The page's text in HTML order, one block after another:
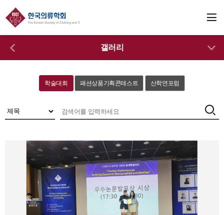
갤러리
학술대회 패션상품기획콘테스트 산학연포럼